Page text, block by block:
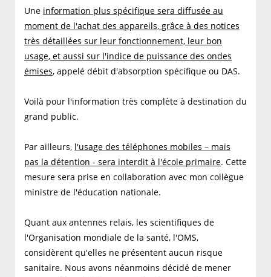
Une information plus spécifique sera diffusée au
moment de l'achat des appareils, grâce à des notices
très détaillées sur leur fonctionnement, leur bon
usage, et aussi sur l'indice de puissance des ondes
émises, appelé débit d'absorption spécifique ou DAS.
Voilà pour l'information très complète à destination du
grand public.
Par ailleurs, l'usage des téléphones mobiles – mais
pas la détention - sera interdit à l'école primaire. Cette
mesure sera prise en collaboration avec mon collègue
ministre de l'éducation nationale.
Quant aux antennes relais, les scientifiques de
l'Organisation mondiale de la santé, l'OMS,
considèrent qu'elles ne présentent aucun risque
sanitaire. Nous avons néanmoins décidé de mener